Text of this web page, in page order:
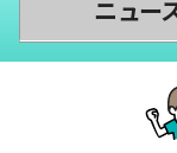
ニュー